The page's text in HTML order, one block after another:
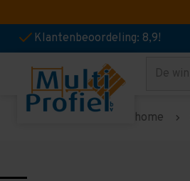
Klantenbeoordeling: 8,9!
Zoeken
home